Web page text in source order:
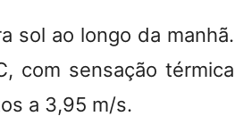
sol ao longo da manhã.
com sensação térmica
a 3,95 m/s.